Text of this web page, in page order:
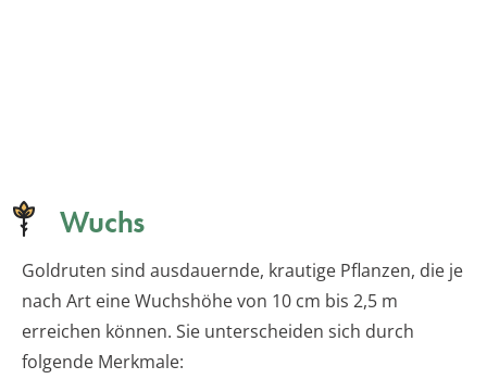
Wuchs
Goldruten sind ausdauernde, krautige Pflanzen, die je
nach Art eine Wuchshöhe von 10 cm bis 2,5 m
erreichen können. Sie unterscheiden sich durch
folgende Merkmale: